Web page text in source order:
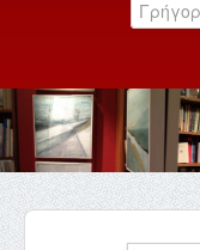
Κατάλογος
Εκδηλώσεις
Επικοινωνία